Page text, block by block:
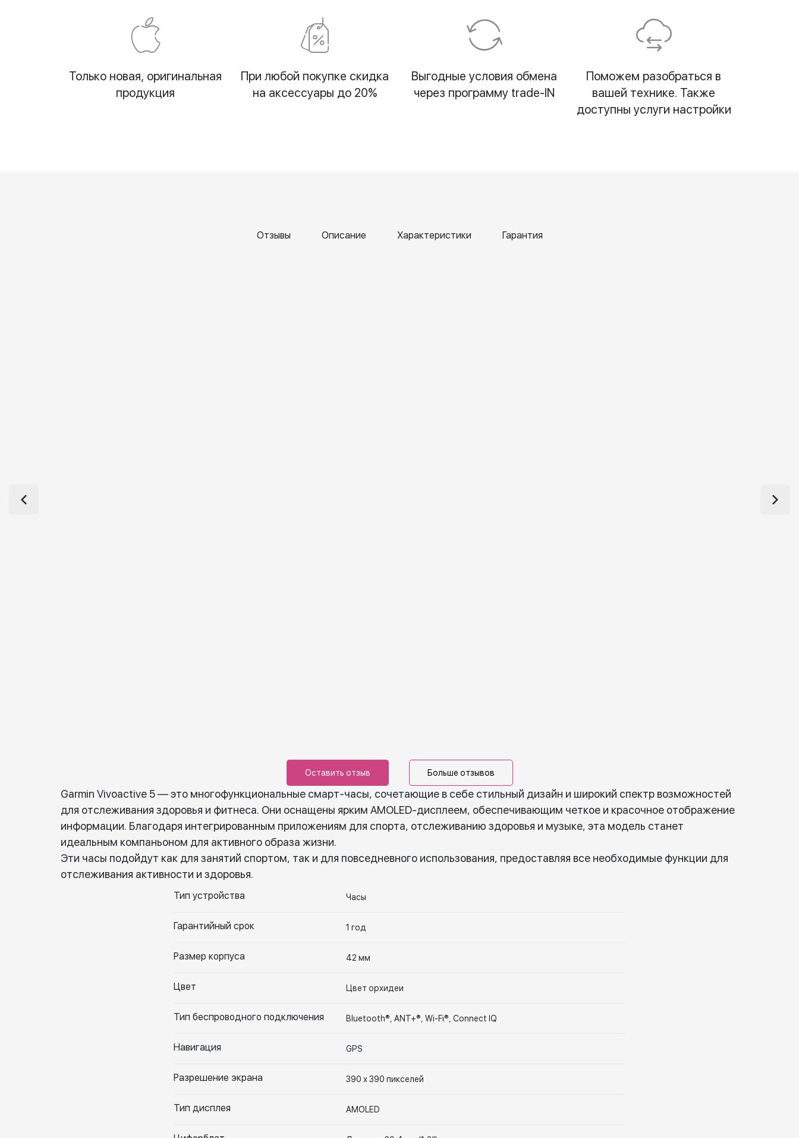
Только новая, оригинальная
продукция
При любой покупке скидка
на аксессуары до 20%
Выгодные условия обмена
через программу trade-IN
Поможем разобраться в
вашей технике. Также
доступны услуги настройки
Отзывы Описание Характеристики Гарантия
Оставить отзыв Больше отзывов
Garmin Vivoactive 5 — это многофункциональные смарт-часы, сочетающие в себе стильный дизайн и широкий спектр возможностей
для отслеживания здоровья и фитнеса. Они оснащены ярким AMOLED-дисплеем, обеспечивающим четкое и красочное отображение
информации. Благодаря интегрированным приложениям для спорта, отслеживанию здоровья и музыке, эта модель станет
идеальным компаньоном для активного образа жизни.
Эти часы подойдут как для занятий спортом, так и для повседневного использования, предоставляя все необходимые функции для
отслеживания активности и здоровья.
Тип устройства Часы
Гарантийный срок 1 год
Размер корпуса 42 мм
Цвет Цвет орхидеи
Тип беспроводного подключения Bluetooth®, ANT+®, Wi-Fi®, Connect IQ
Навигация GPS
Разрешение экрана 390 х 390 пикселей
Тип дисплея AMOLED